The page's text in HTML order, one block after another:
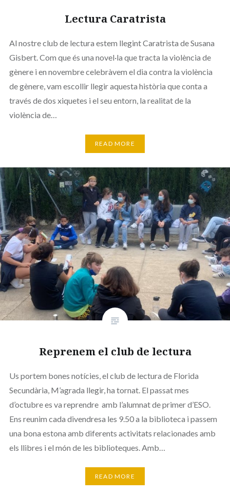
Lectura Caratrista
Al nostre club de lectura estem llegint Caratrista de Susana
Gisbert. Com que és una novel·la que tracta la violència de
gènere i en novembre celebràvem el dia contra la violència
de gènere, vam escollir llegir aquesta història que conta a
través de dos xiquetes i el seu entorn, la realitat de la
violència de…
READ MORE
Reprenem el club de lectura
Us portem bones notícies, el club de lectura de Florida
Secundària, M’agrada llegir, ha tornat. El passat mes
d’octubre es va reprendre amb l’alumnat de primer d’ESO.
Ens reunim cada divendresa les 9.50 a la biblioteca i passem
una bona estona amb diferents activitats relacionades amb
els llibres i el món de les biblioteques. Amb…
READ MORE